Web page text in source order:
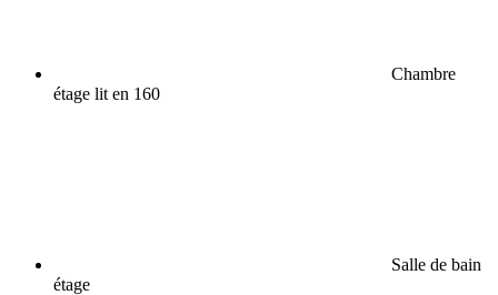
Chambre
étage lit en 160
Salle de bain
étage